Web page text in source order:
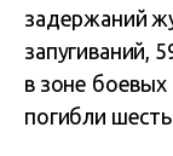
задержаний
запугиваний,
в зоне
погибли